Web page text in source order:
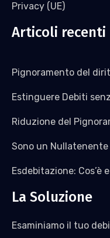
Privacy (UE)
Articoli recenti
Pignoramento del
Estinguere Debiti
Riduzione del
Sono un Nullatenente
Esdebitazione: Cos’è
La Soluzione
Esaminiamo il tuo